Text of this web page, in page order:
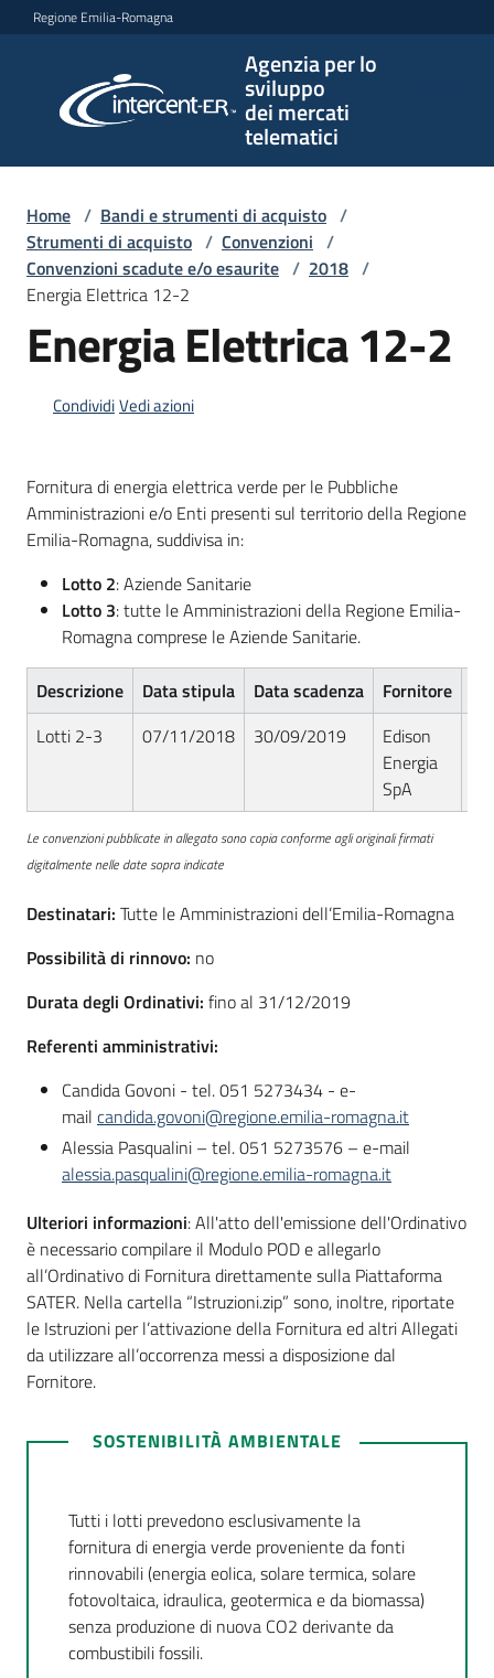
Vai al contenuto
Vai alla navigazione
Vai al footer
Regione Emilia-Romagna
Agenzia per lo
sviluppo
dei mercati
telematici
per lo
sviluppo
telematici
L'Agenzia
Bandi
di
acquisto
Supporto
Piattaforme
telematiche
English
site
Seguici
Home / Bandi e strumenti di acquisto /
Strumenti di acquisto / Convenzioni /
Convenzioni scadute e/o esaurite / 2018 /
Energia Elettrica 12-2
Energia Elettrica 12-2
CondividiVedi azioni
Fornitura di energia elettrica verde per le Pubbliche
Amministrazioni e/o Enti presenti sul territorio della Regione
Emilia-Romagna, suddivisa in:
Lotto 2: Aziende Sanitarie
Lotto 3: tutte le Amministrazioni della Regione Emilia-
Romagna comprese le Aziende Sanitarie.
Descrizione Data stipula Data scadenza Fornitore
Lotti 2-3
07/11/2018 30/09/2019
Edison
Energia
SpA
Le convenzioni pubblicate in allegato sono copia conforme agli originali firmati
digitalmente nelle date sopra indicate
Destinatari: Tutte le Amministrazioni dell’Emilia-Romagna
Possibilità di rinnovo: no
Durata degli Ordinativi: fino al 31/12/2019
Referenti amministrativi:
Candida Govoni - tel. 051 5273434 - e-
mail candida.govoni@regione.emilia-romagna.it
Alessia Pasqualini – tel. 051 5273576 – e-mail
alessia.pasqualini@regione.emilia-romagna.it
Ulteriori informazioni: All'atto dell'emissione dell'Ordinativo
è necessario compilare il Modulo POD e allegarlo
all’Ordinativo di Fornitura direttamente sulla Piattaforma
SATER. Nella cartella “Istruzioni.zip” sono, inoltre, riportate
le Istruzioni per l’attivazione della Fornitura ed altri Allegati
da utilizzare all’occorrenza messi a disposizione dal
Fornitore.
SOSTENIBILITÀ AMBIENTALE
Tutti i lotti prevedono esclusivamente la
fornitura di energia verde proveniente da fonti
rinnovabili (energia eolica, solare termica, solare
fotovoltaica, idraulica, geotermica e da biomassa)
senza produzione di nuova CO2 derivante da
combustibili fossili.